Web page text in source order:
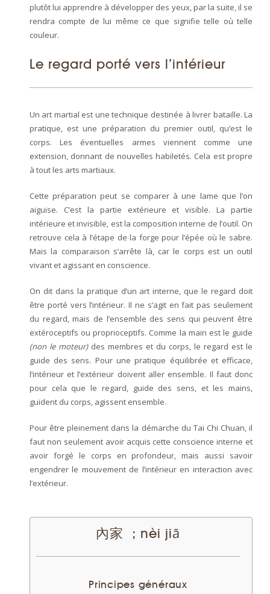
plutôt lui apprendre à développer des yeux, par la suite, il se
rendra compte de lui même ce que signifie telle où telle
couleur.
Le regard porté vers l’intérieur
Un art martial est une technique destinée à livrer bataille. La
pratique, est une préparation du premier outil, qu’est le
corps. Les éventuelles armes viennent comme une
extension, donnant de nouvelles habiletés. Cela est propre
à tout les arts martiaux.
Cette préparation peut se comparer à une lame que l’on
aiguise. C’est la partie extérieure et visible. La partie
intérieure et invisible, est la composition interne de l’outil. On
retrouve cela à l’étape de la forge pour l’épée où le sabre.
Mais la comparaison s’arrête là, car le corps est un outil
vivant et agissant en conscience.
On dit dans la pratique d’un art interne, que le regard doit
être porté vers l’intérieur. Il ne s’agit en fait pas seulement
du regard, mais de l’ensemble des sens qui peuvent être
extéroceptifs ou proprioceptifs. Comme la main est le guide
(non le moteur)des membres et du corps, le regard est le
guide des sens. Pour une pratique équilibrée et efficace,
l’intérieur et l’extérieur doivent aller ensemble. Il faut donc
pour cela que le regard, guide des sens, et les mains,
guident du corps, agissent ensemble.
Pour être pleinement dans la démarche du Tai Chi Chuan, il
faut non seulement avoir acquis cette conscience interne et
avoir forgé le corps en profondeur, mais aussi savoir
engendrer le mouvement de l’intérieur en interaction avec
l’extérieur.
內家 ; nèi jiā
Principes généraux